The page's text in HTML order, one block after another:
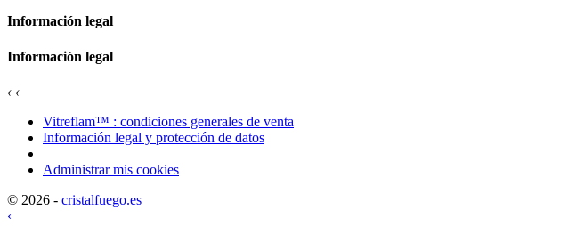
Información legal
Información legal
‹ ‹
Vitreflam™ : condiciones generales de venta
Información legal y protección de datos
Administrar mis cookies
© 2026 - cristalfuego.es
‹